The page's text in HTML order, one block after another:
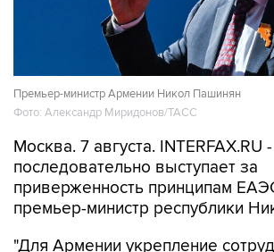
Премьер-министр Армении Никол Пашинян
Фото: Александр Миридонов/ТАСС
Москва. 7 августа. INTERFAX.RU
последовательно выступает за
приверженность принципам
премьер-министр республики
"Для Армении укрепление